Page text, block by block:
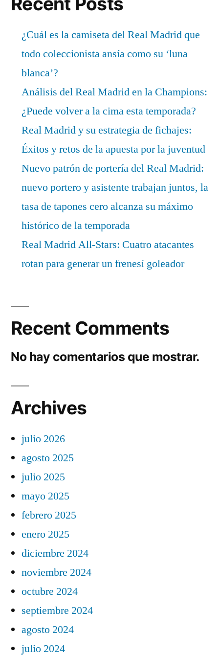
¿Cuál es la camiseta del Real Madrid que
todo coleccionista ansía como su ‘luna
blanca’?
Análisis del Real Madrid en la Champions:
¿Puede volver a la cima esta temporada?
Real Madrid y su estrategia de fichajes:
Éxitos y retos de la apuesta por la juventud
Nuevo patrón de portería del Real Madrid:
nuevo portero y asistente trabajan juntos, la
tasa de tapones cero alcanza su máximo
histórico de la temporada
Real Madrid All-Stars: Cuatro atacantes
rotan para generar un frenesí goleador
Recent Comments
No hay comentarios que mostrar.
Archives
julio 2026
agosto 2025
julio 2025
mayo 2025
febrero 2025
enero 2025
diciembre 2024
noviembre 2024
octubre 2024
septiembre 2024
agosto 2024
julio 2024